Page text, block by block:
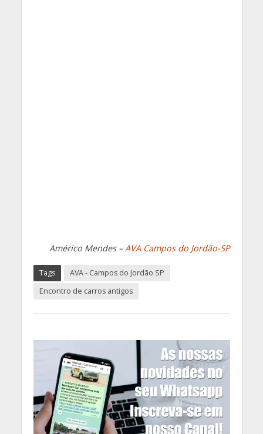
Américo Mendes –AVA Campos do Jordão-SP
Tags
AVA - Campos do Jordão SP
Encontro de carros antigos